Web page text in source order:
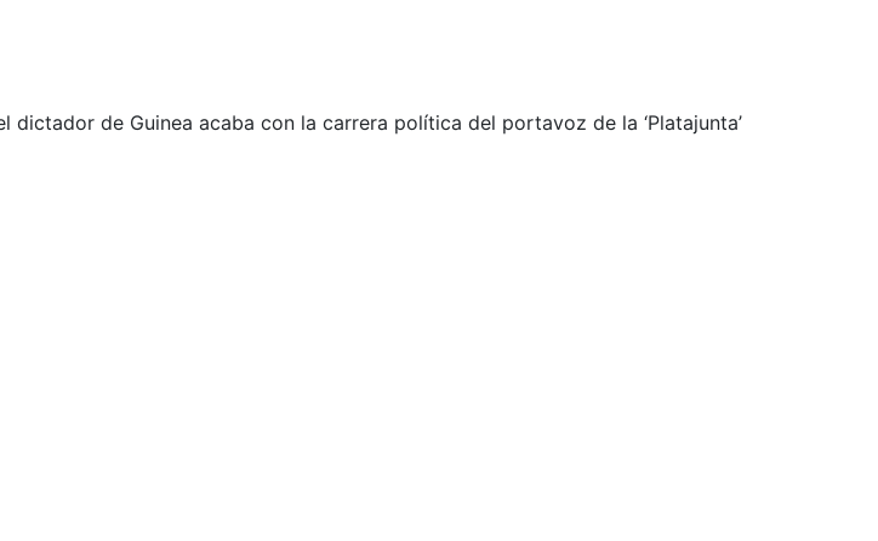
dictador de Guinea acaba con la carrera política del portavoz de la ‘Platajunta’